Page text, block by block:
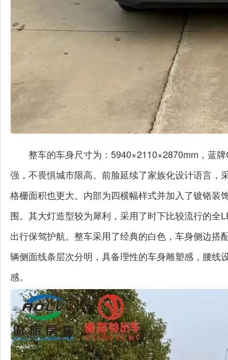
整车的车身尺寸为：5940×2110×2870mm，蓝
强，不畏惧城市限高。前脸延续了家族化设计语言
格栅面积也更大。内部为四横幅样式并加入了镀铬装
围。其大灯造型较为犀利，采用了时下比较流行的
出行保驾护航。整车采用了经典的白色，车身侧边
辆侧面线条层次分明，具备理性的车身雕塑感，腰
感。